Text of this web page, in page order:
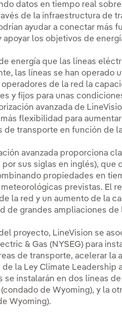
datos en tiempo real
de la infraestructura de
ayudar a conectar más
apoyar los objetivos de
energía que las líneas
las líneas se han operado
de la red la
y fijos para unas
avanzada de
flexibilidad para
de transporte en función de
avanzada proporciona
por sus siglas en inglés),
propiedades en
previstas. El
la red y un aumento de la
de grandes ampliaciones de
proyecto, LineVision se
& Gas (NYSEG) para
de transporte, acelerar la
la Ley Climate Leadership
se instalarán en dos líneas
de Wyoming), y la
Wyoming).